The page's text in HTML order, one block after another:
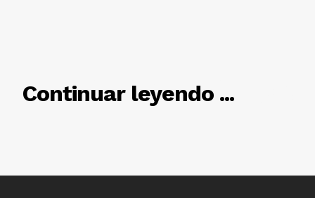
Continuar leyendo ...
RELACIONADO